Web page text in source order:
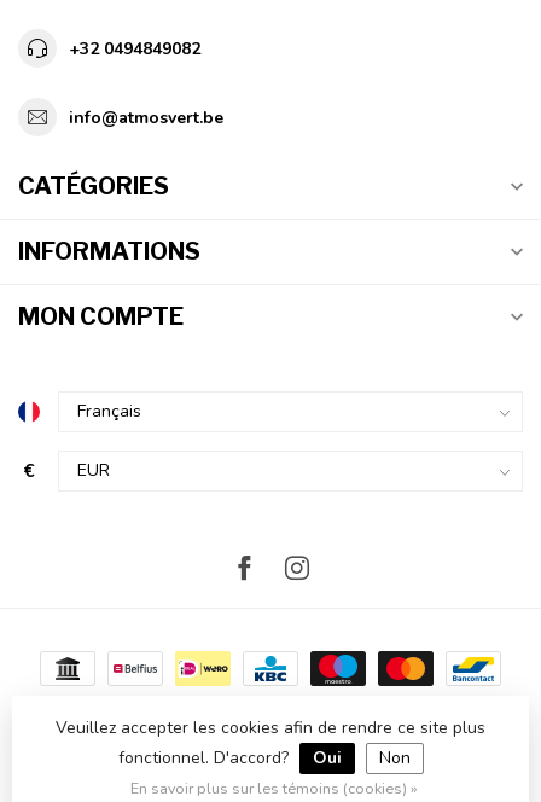
+32 0494849082
info@atmosvert.be
CATÉGORIES
INFORMATIONS
MON COMPTE
€
© Copyright 2026 Atmosvert- Powered byLightspeed
Theme by Dyvelopment
Veuillez accepter les cookies afin de rendre ce site plus
fonctionnel. D'accord?
Oui Non
En savoir plus sur les témoins (cookies) »